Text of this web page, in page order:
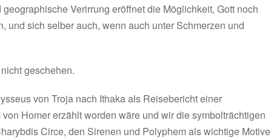
Verirrung eröffnet die Möglichkeit, Gott noch
und sich selber auch, wenn auch unter Schmerzen und
geschehen.
von Troja nach Ithaka als Reisebericht einer
Homer erzählt worden wäre und wir die symbolträchtigen
Circe, den Sirenen und Polyphem als wichtige Motive